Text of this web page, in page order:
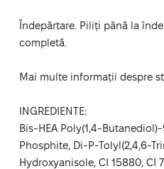
Îndepărtare. Piliți până la
completă.
Mai multe informații despre
INGREDIENTE:
Bis-HEA Poly(1,4-
Phosphite, Di-P-Tolyl(2,4,6-
Hydroxyanisole, CI 15880, CI